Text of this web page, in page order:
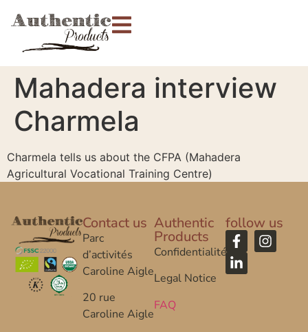
Mahadera interview
Charmela
Charmela tells us about the CFPA (Mahadera
Agricultural Vocational Training Centre)
Contact us
Parc
d’activités
Caroline Aigle
20 rue
Caroline Aigle
Authentic
Products
Confidentialité
Legal Notice
FAQ
follow us